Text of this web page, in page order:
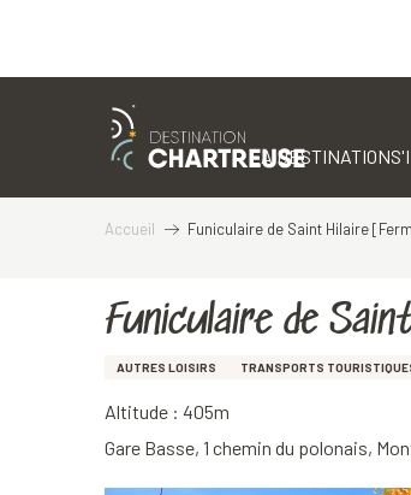
LA DESTINATION
Accueil Funiculaire de Saint Hilaire
Funiculaire de
AUTRES LOISIRS TRANSPORTS
Altitude : 405m
Gare Basse, 1 chemin du polonais,